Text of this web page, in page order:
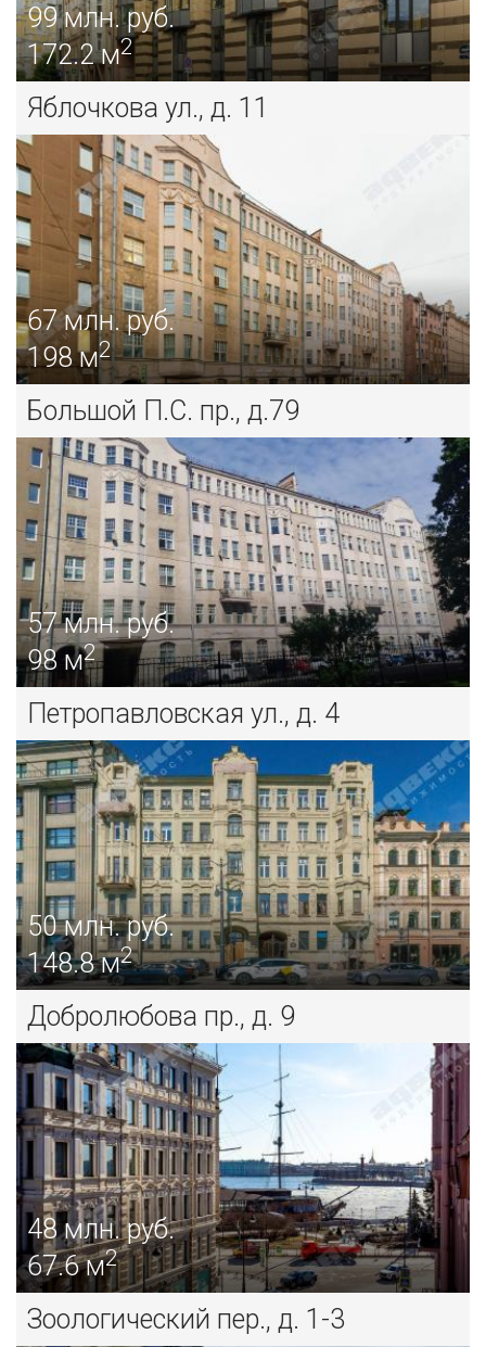
995млн. руб.
ЛАНДЫШЕВКА
220млн. руб.
ЛЕНИНСКОЕ
продажа дома/коттеджа
450млн. руб.
ВСЕВОЛОЖСК Г., ОКТЯБРЬСКИЙ ПР.
99млн. руб.
172.2 м2
Яблочкова ул., д. 11
67млн. руб.
198 м2
Большой П.С. пр., д.79
57млн. руб.
98 м2
Петропавловская ул., д. 4
50млн. руб.
148.8 м2
Добролюбова пр., д. 9
48млн. руб.
67.6 м2
Зоологический пер., д. 1-3